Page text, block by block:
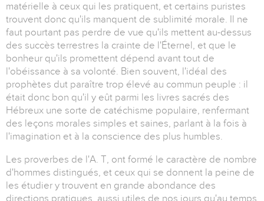
matérielle à ceux qui les pratiquent, et certains puristes
trouvent donc qu'ils manquent de sublimité morale. Il ne
faut pourtant pas perdre de vue qu'ils mettent au-dessus
des succès terrestres la crainte de l'Éternel, et que le
bonheur qu'ils promettent dépend avant tout de
l'obéissance à sa volonté. Bien souvent, l'idéal des
prophètes dut paraître trop élevé au commun peuple : il
était donc bon qu'il y eût parmi les livres sacrés des
Hébreux une sorte de catéchisme populaire, renfermant
des leçons morales simples et saines, parlant à la fois à
l'imagination et à la conscience des plus humbles.
Les proverbes de l'A. T, ont formé le caractère de nombre
d'hommes distingués, et ceux qui se donnent la peine de
les étudier y trouvent en grande abondance des
directions pratiques, aussi utiles de nos jours qu'au temps